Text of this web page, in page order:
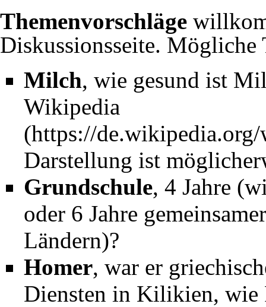
(mp3
22.05.2024 Stuttgart 21/
04/05.2024 Stuttgart 21/
24.04.2024 Stuttgart 21/
Themenvorschläge
Diskussionsseite. Mögliche
Milch, wie gesund ist
Wikipedia
Darstellung ist
Grundschule, 4 Jahre
oder 6 Jahre
Ländern)?
Homer, war er
Diensten in Kilikien, wie